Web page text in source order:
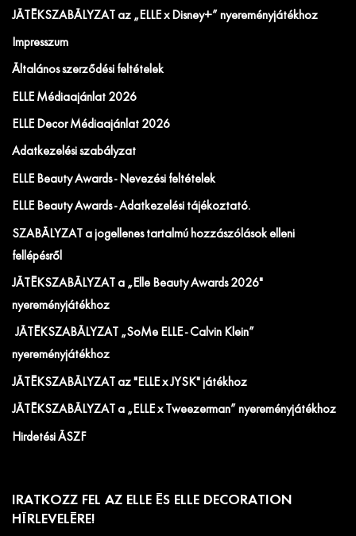
JÁTÉKSZABÁLYZAT az „ELLE x Disney+” nyereményjátékhoz
Impresszum
Általános szerződési feltételek
ELLE Médiaajánlat 2026
ELLE Decor Médiaajánlat 2026
Adatkezelési szabályzat
ELLE Beauty Awards - Nevezési feltételek
ELLE Beauty Awards - Adatkezelési tájékoztató.
SZABÁLYZAT a jogellenes tartalmú hozzászólások elleni
fellépésről
JÁTÉKSZABÁLYZAT a „Elle Beauty Awards 2026"
nyereményjátékhoz
JÁTÉKSZABÁLYZAT „SoMe ELLE - Calvin Klein”
nyereményjátékhoz
JÁTÉKSZABÁLYZAT az "ELLE x JYSK" játékhoz
JÁTÉKSZABÁLYZAT a „ELLE x Tweezerman” nyereményjátékhoz
Hirdetési ÁSZF
IRATKOZZ FEL AZ ELLE ÉS ELLE DECORATION
HÍRLEVELÉRE!